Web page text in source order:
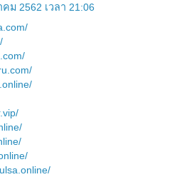
ม 2562 เวลา 21:06